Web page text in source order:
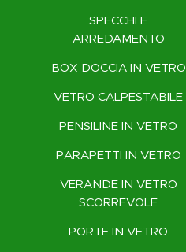
SPECCHI E
ARREDAMENTO
BOX DOCCIA IN VETRO
VETRO CALPESTABILE
PENSILINE IN VETRO
PARAPETTI IN VETRO
VERANDE IN VETRO
SCORREVOLE
PORTE IN VETRO